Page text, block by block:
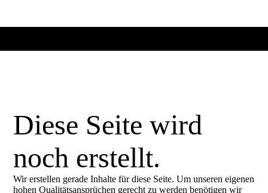
Diese Seite wird
noch erstellt.
Wir erstellen gerade Inhalte für diese Seite. Um unseren eigenen
hohen Qualitätsansprüchen gerecht zu werden benötigen wir